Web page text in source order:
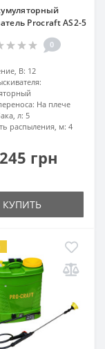
Procraft AS2-5
0
В: 12
На плече
л: 5
распыления, м: 4
грн
КУПИТЬ